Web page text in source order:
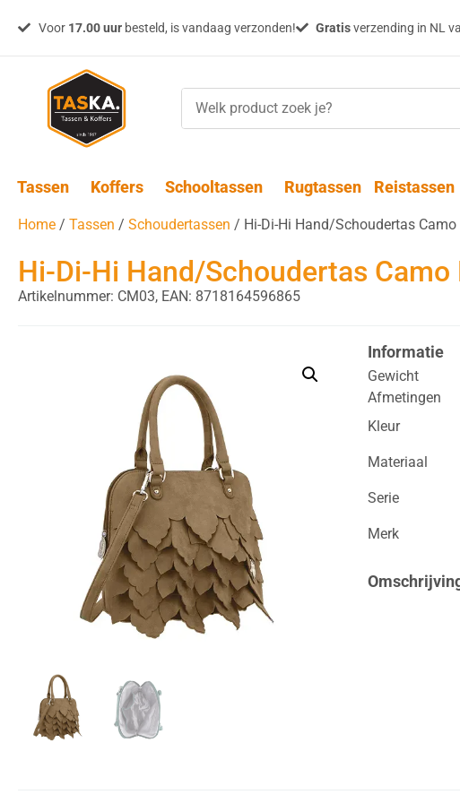
Voor 17.00 uurbesteld, is vandaag verzonden! Gratisverzending in NL
Tassen Koffers Schooltassen Rugtassen Reistassen
Home / Tassen / Schoudertassen / Hi-Di-Hi Hand/Schoudertas Camo
Hi-Di-Hi Hand/Schoudertas Camo
Artikelnummer: CM03, EAN: 8718164596865
Informatie
Gewicht
Afmetingen
Kleur
Materiaal
Serie
Merk